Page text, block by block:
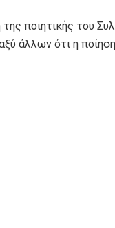
ποιητικής του
άλλων ότι η